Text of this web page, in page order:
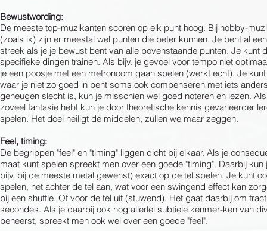
Bewustwording:
De meeste top-muzikanten scoren op elk punt hoog. Bij hobby-
(zoals ik) zijn er meestal wel punten die beter kunnen. Je bent al
streek als je je bewust bent van alle bovenstaande punten. Je kunt
specifieke dingen trainen. Als bijv. je gevoel voor tempo niet
je een poosje met een metronoom gaan spelen (werkt echt). Je
waar je niet zo goed in bent soms ook compenseren met iets
geheugen slecht is, kun je misschien wel goed noteren en lezen.
zoveel fantasie hebt kun je door theoretische kennis gevarieerder
spelen. Het doel heiligt de middelen, zullen we maar zeggen.
Feel, timing:
De begrippen "feel" en "timing" liggen dicht bij elkaar. Als je
maat kunt spelen spreekt men over een goede "timing". Daarbij kun
bijv. bij de meeste metal gewenst) exact op de tel spelen. Je kunt
spelen, net achter de tel aan, wat voor een swingend effect kan
bij een shuffle. Of voor de tel uit (stuwend). Het gaat daarbij om
secondes. Als je daarbij ook nog allerlei subtiele kenmer-ken van
beheerst, spreekt men ook wel over een goede "feel".